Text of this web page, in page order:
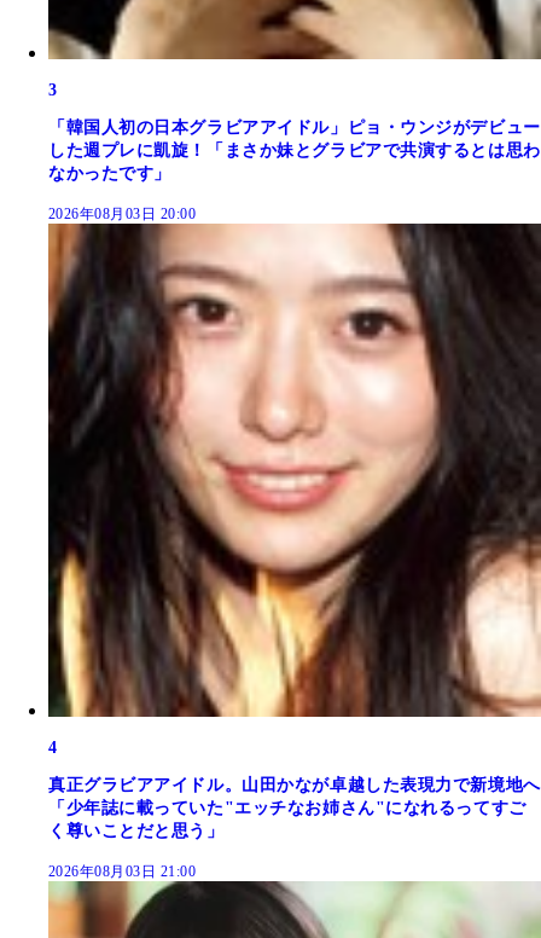
3
「韓国人初の日本グラビアアイドル」ピョ・ウンジがデビュー
した週プレに凱旋！「まさか妹とグラビアで共演するとは思わ
なかったです」
2026年08月03日 20:00
4
真正グラビアアイドル。山田かなが卓越した表現力で新境地へ
「少年誌に載っていた"エッチなお姉さん"になれるってすご
く尊いことだと思う」
2026年08月03日 21:00